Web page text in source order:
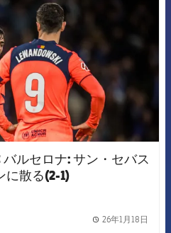
ルセロナ: サン・セバス
に散る(2-1)
26年1月18日